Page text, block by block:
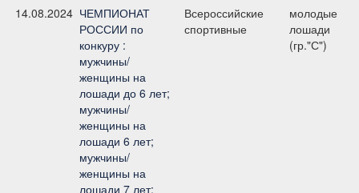
14.08.2024 ЧЕМПИОНАТ
РОССИИ по
конкуру :
мужчины/
женщины на
лошади до 6 лет;
мужчины/
женщины на
лошади 6 лет;
мужчины/
женщины на
лошади 7 лет;
Всероссийские
спортивные
молодые
лошади
(гр."С")